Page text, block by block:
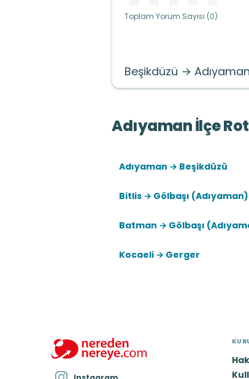
Toplam Yorum Sayısı (0)
Beşikdüzü → Adıyaman
Adıyaman İlçe
Adıyaman → Beşikdüzü
Bitlis → Gölbaşı (Adıyaman)
Batman → Gölbaşı
Kocaeli → Gerger